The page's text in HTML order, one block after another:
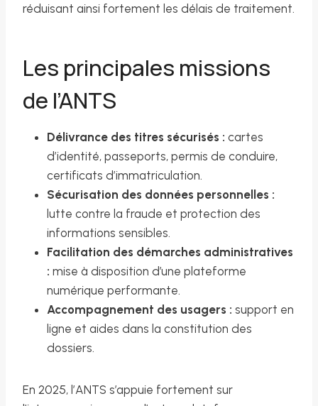
réduisant ainsi fortement les délais de traitement.
Les principales missions
de l’ANTS
Délivrance des titres sécurisés : cartes
d’identité, passeports, permis de conduire,
certificats d’immatriculation.
Sécurisation des données personnelles :
lutte contre la fraude et protection des
informations sensibles.
Facilitation des démarches administratives
: mise à disposition d’une plateforme
numérique performante.
Accompagnement des usagers : support en
ligne et aides dans la constitution des
dossiers.
En 2025, l’ANTS s’appuie fortement sur